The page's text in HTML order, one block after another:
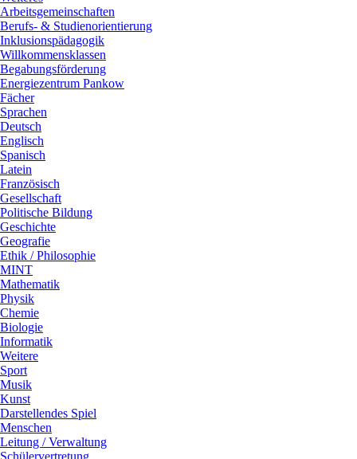
Arbeitsgemeinschaften
Berufs- & Studienorientierung
Inklusionspädagogik
Willkommensklassen
Begabungsförderung
Energiezentrum Pankow
Fächer
Sprachen
Deutsch
Englisch
Spanisch
Latein
Französisch
Gesellschaft
Politische Bildung
Geschichte
Geografie
Ethik / Philosophie
MINT
Mathematik
Physik
Chemie
Biologie
Informatik
Weitere
Sport
Musik
Kunst
Darstellendes Spiel
Menschen
Leitung / Verwaltung
Schülervertretung